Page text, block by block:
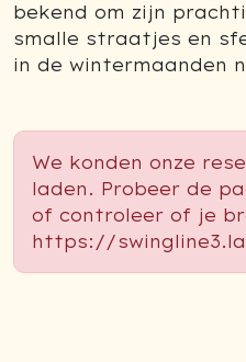
bekend om zijn
smalle straatjes en
in de wintermaanden
We konden onze
laden. Probeer de
of controleer of je
https://